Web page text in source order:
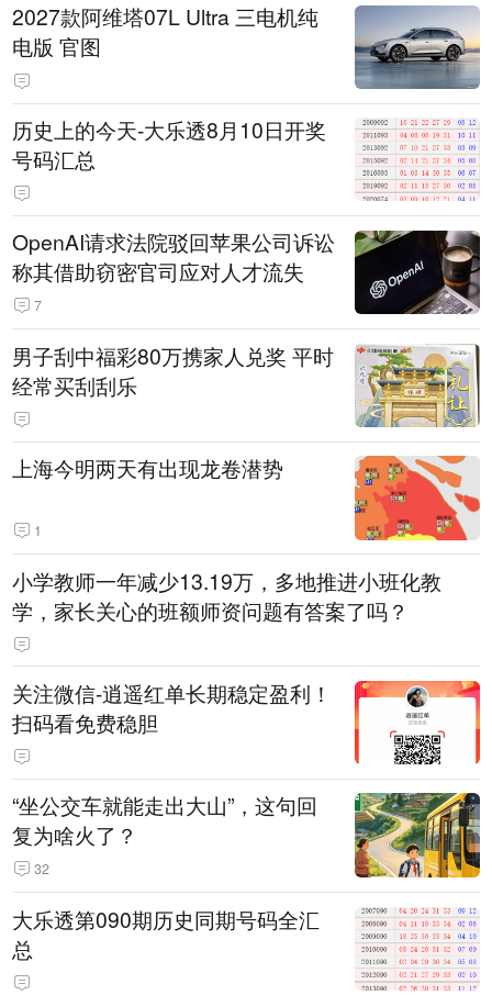
2027款阿维塔07L Ultra 三电机纯
电版 官图
历史上的今天-大乐透8月10日开奖
号码汇总
OpenAI请求法院驳回苹果公司诉讼
称其借助窃密官司应对人才流失
7
男子刮中福彩80万携家人兑奖 平时
经常买刮刮乐
上海今明两天有出现龙卷潜势
1
小学教师一年减少13.19万，多地推进小班化教
学，家长关心的班额师资问题有答案了吗？
关注微信-逍遥红单长期稳定盈利！
扫码看免费稳胆
“坐公交车就能走出大山”，这句回
复为啥火了？
32
大乐透第090期历史同期号码全汇
总